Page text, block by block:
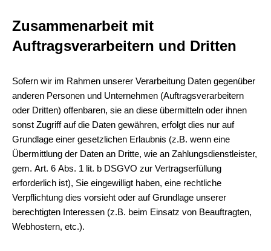
Zusammenarbeit mit
Auftragsverarbeitern und Dritten
Sofern wir im Rahmen unserer Verarbeitung Daten gegenüber
anderen Personen und Unternehmen (Auftragsverarbeitern
oder Dritten) offenbaren, sie an diese übermitteln oder ihnen
sonst Zugriff auf die Daten gewähren, erfolgt dies nur auf
Grundlage einer gesetzlichen Erlaubnis (z.B. wenn eine
Übermittlung der Daten an Dritte, wie an Zahlungsdienstleister,
gem. Art. 6 Abs. 1 lit. b DSGVO zur Vertragserfüllung
erforderlich ist), Sie eingewilligt haben, eine rechtliche
Verpflichtung dies vorsieht oder auf Grundlage unserer
berechtigten Interessen (z.B. beim Einsatz von Beauftragten,
Webhostern, etc.).